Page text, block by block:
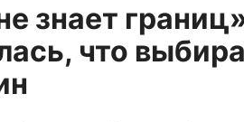
знает
что